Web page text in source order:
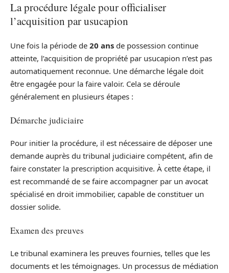
La procédure légale pour officialiser
l’acquisition par usucapion
Une fois la période de 20 ans de possession continue
atteinte, l’acquisition de propriété par usucapion n’est pas
automatiquement reconnue. Une démarche légale doit
être engagée pour la faire valoir. Cela se déroule
généralement en plusieurs étapes :
Démarche judiciaire
Pour initier la procédure, il est nécessaire de déposer une
demande auprès du tribunal judiciaire compétent, afin de
faire constater la prescription acquisitive. À cette étape, il
est recommandé de se faire accompagner par un avocat
spécialisé en droit immobilier, capable de constituer un
dossier solide.
Examen des preuves
Le tribunal examinera les preuves fournies, telles que les
documents et les témoignages. Un processus de médiation